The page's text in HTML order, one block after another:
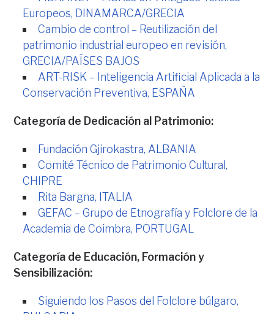
Europeos, DINAMARCA/GRECIA
Cambio de control – Reutilización del
patrimonio industrial europeo en revisión,
GRECIA/PAÍSES BAJOS
ART-RISK – Inteligencia Artificial Aplicada a la
Conservación Preventiva, ESPAÑA
Categoría de Dedicación al Patrimonio:
Fundación Gjirokastra, ALBANIA
Comité Técnico de Patrimonio Cultural,
CHIPRE
Rita Bargna, ITALIA
GEFAC – Grupo de Etnografía y Folclore de la
Academia de Coimbra, PORTUGAL
Categoría de Educación, Formación y
Sensibilización:
Siguiendo los Pasos del Folclore búlgaro,